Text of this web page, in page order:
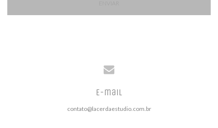
E-mail
contato@lacerdaestudio.com.br